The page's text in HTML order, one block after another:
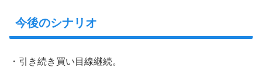
今後のシナリオ
・引き続き買い目線継続。